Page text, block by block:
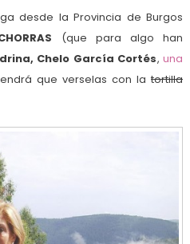
desde la Provincia de Burgos
(que para algo han
Chelo García Cortés,una
que verselas con latortilla